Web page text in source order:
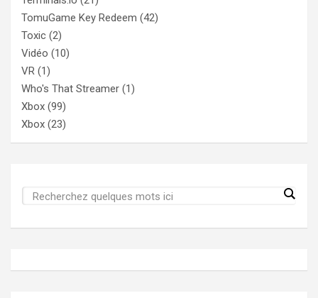
TomuGame Key Redeem (42)
Toxic (2)
Vidéo (10)
VR (1)
Who's That Streamer (1)
Xbox (99)
Xbox (23)